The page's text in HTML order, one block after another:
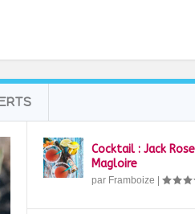
Cocktail : Jack
Magloire
par Framboize |